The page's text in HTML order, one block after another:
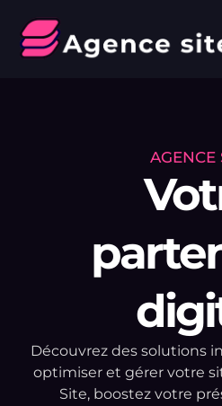
AGENCE
Découvrez des solutions
optimiser et gérer votre
Site, boostez votre